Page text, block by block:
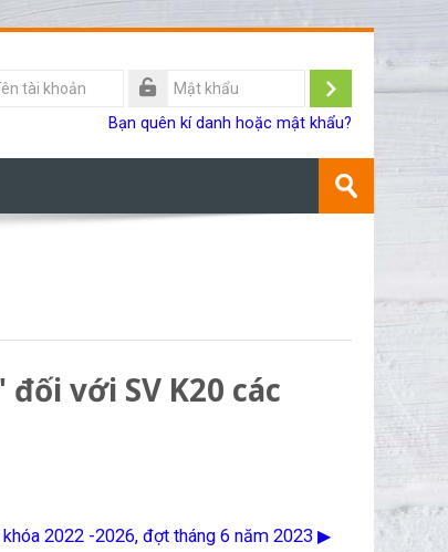
Đăng
Bạn quên kí danh hoặc mật khẩu?
khoá
Gửi
với SV K20 các
khóa 2022 -2026, đợt tháng 6 năm 2023 ▶︎